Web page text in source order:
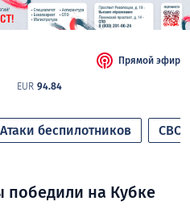
EUR 94.84
Прямой эфир
Атаки беспилотников СВО
победили на Кубке